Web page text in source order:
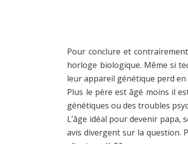
Pour conclure et
horloge biologique. Même si
leur appareil génétique perd
Plus le père est âgé moins il
génétiques ou des troubles
L’âge idéal pour devenir
avis divergent sur la question.